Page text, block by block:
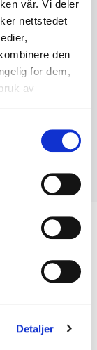
vår. Vi deler
nettstedet
den
for dem,
av
Detaljer
for å
om
byggeregler
pga